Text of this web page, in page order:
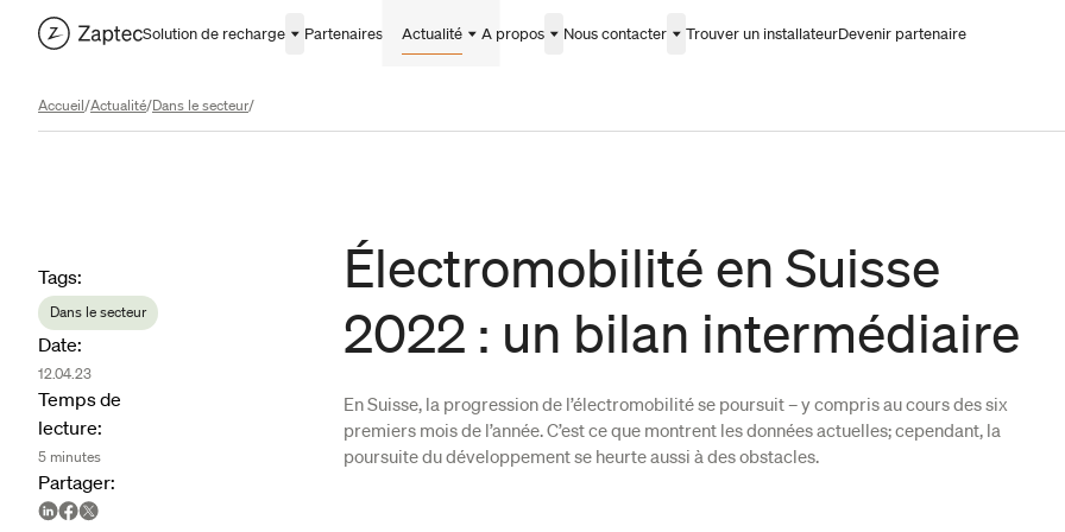
Solution de recharge Partenaires Actualité A propos Nous contacter Trouver un installateurDevenir partenaire
Accueil/Actualité/Dans le secteur/
Électromobilité en Suisse
2022 : un bilan intermédiaire
En Suisse, la progression de l’électromobilité se poursuit – y compris au cours des six
premiers mois de l’année. C’est ce que montrent les données actuelles; cependant, la
poursuite du développement se heurte aussi à des obstacles.
Article metadata
Tags:
Dans le secteur
Date:
12.04.23
Temps de
lecture:
5 minutes
Partager: